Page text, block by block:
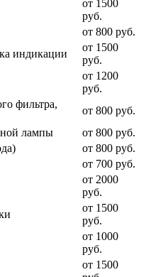
от 1500
руб.
от 800 руб.
индикации
от 1500
руб.
от 1200
руб.
фильтра,
от 800 руб.
лампы
от 800 руб.
от 800 руб.
от 700 руб.
от 2000
руб.
от 1500
руб.
от 1000
руб.
от 1500